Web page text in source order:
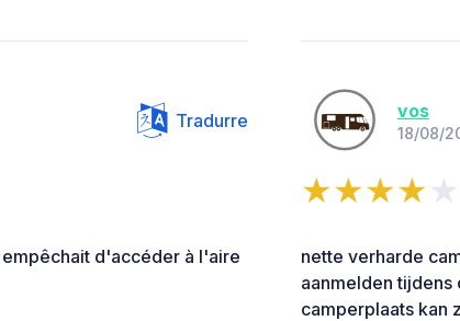
Tradurre
d'accéder à l'aire
vos
18/08/
nette verharde
aanmelden tijdens
camperplaats kan